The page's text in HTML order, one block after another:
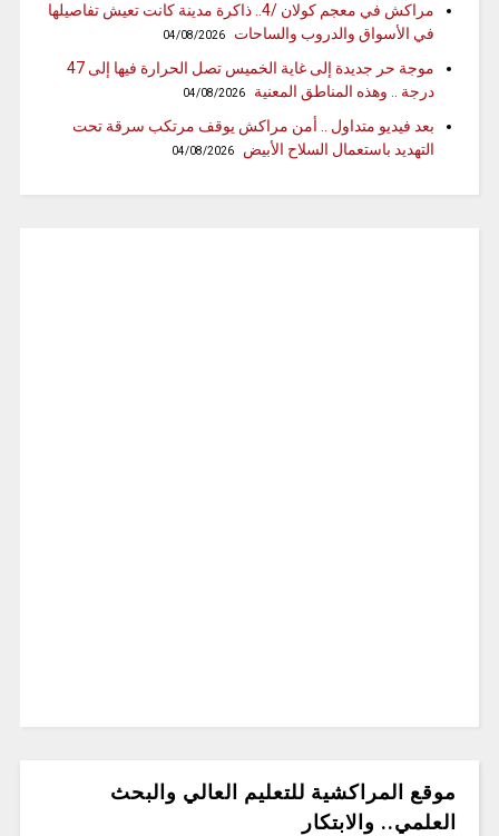
مراكش في معجم كولان /4.. ذاكرة مدينة كانت تعيش تفاصيلها
في الأسواق والدروب والساحات
04/08/2026
موجة حر جديدة إلى غاية الخميس تصل الحرارة فيها إلى 47
درجة .. وهذه المناطق المعنية
04/08/2026
بعد فيديو متداول .. أمن مراكش يوقف مرتكب سرقة تحت
التهديد باستعمال السلاح الأبيض
04/08/2026
موقع المراكشية للتعليم العالي والبحث
العلمي.. والابتكار